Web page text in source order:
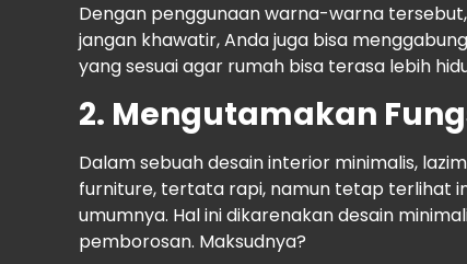
Dengan penggunaan warna-warna
jangan khawatir, Anda juga bisa
yang sesuai agar rumah bisa terasa lebih
2. Mengutamakan
Dalam sebuah desain interior minimalis,
furniture, tertata rapi, namun tetap terlihat
umumnya. Hal ini dikarenakan desain
pemborosan. Maksudnya?